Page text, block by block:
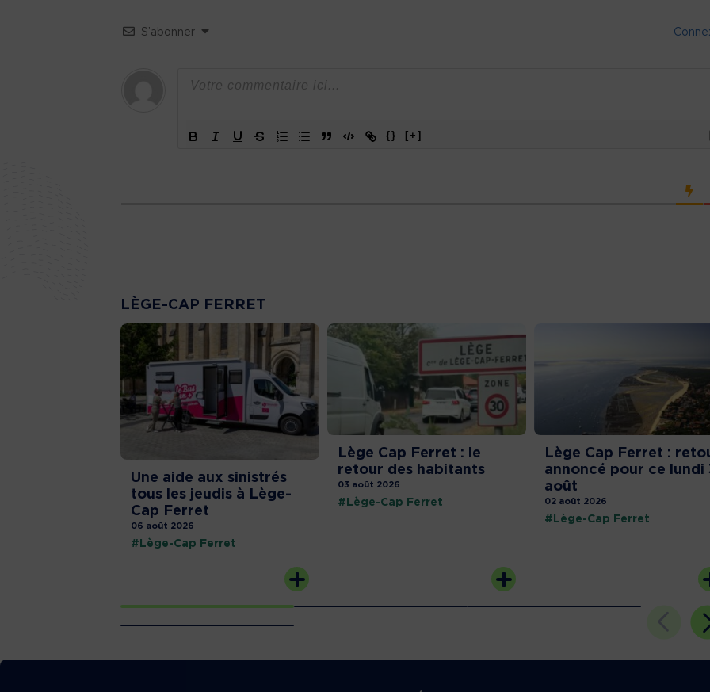
S’abonner
{} [+]
LÈGE-CAP FERRET
Une aide aux sinistrés
tous les jeudis à Lège-
Cap Ferret
06 août 2026
#Lège-Cap Ferret
Lège Cap Ferret : le
retour des habitants
03 août 2026
#Lège-Cap Ferret
Lège Cap Ferret :
annoncé pour ce lundi
août
02 août 2026
#Lège-Cap Ferret